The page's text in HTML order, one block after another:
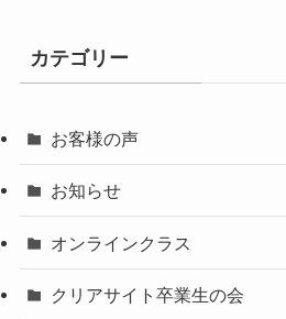
カテゴリー
お客様の声
お知らせ
オンラインクラス
クリアサイト卒業生の会